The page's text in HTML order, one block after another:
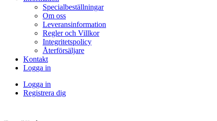
Specialbeställningar
Om oss
Leveransinformation
Regler och Villkor
Integritetspolicy
Återförsäljare
Kontakt
Logga in
Logga in
Registrera dig